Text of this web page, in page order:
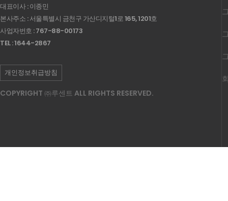
대표이사 : 이종민
본사주소 : 서울특별시 금천구 가산디지털1로 165, 1201호
사업자번호 : 767-88-00173
TEL : 1644-2867
개인정보취급방침
COPYRIGHT ㈜루센트 ALL RIGHTS RESERVED.